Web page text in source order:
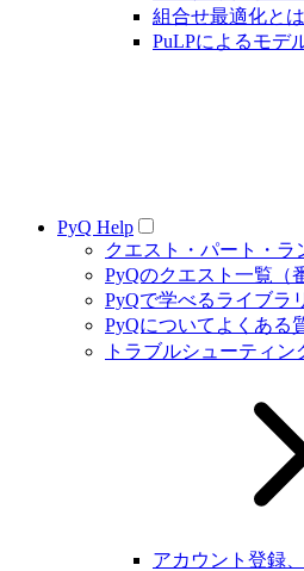
組合せ最適化とは
PuLPによるモデ
PyQ Help
クエスト・パート・ラ
PyQのクエスト一覧（
PyQで学べるライブラ
PyQについてよくある
トラブルシューティン
アカウント登録